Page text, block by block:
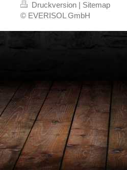
Druckversion | Sitemap
© EVERISOL GmbH